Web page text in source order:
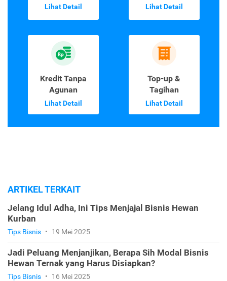
Lihat Detail Lihat Detail
Kredit Tanpa
Agunan
Lihat Detail
Top-up &
Tagihan
Lihat Detail
ARTIKEL TERKAIT
Jelang Idul Adha, Ini Tips Menjajal Bisnis Hewan
Kurban
Tips Bisnis • 19 Mei 2025
Jadi Peluang Menjanjikan, Berapa Sih Modal Bisnis
Hewan Ternak yang Harus Disiapkan?
Tips Bisnis • 16 Mei 2025